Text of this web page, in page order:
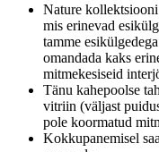
Nature
mis erinevad
tamme
omandada kaks
mitmekesiseid
Tänu kahepoolse
vitriin (väljast
pole koormatud
Kokkupanemisel